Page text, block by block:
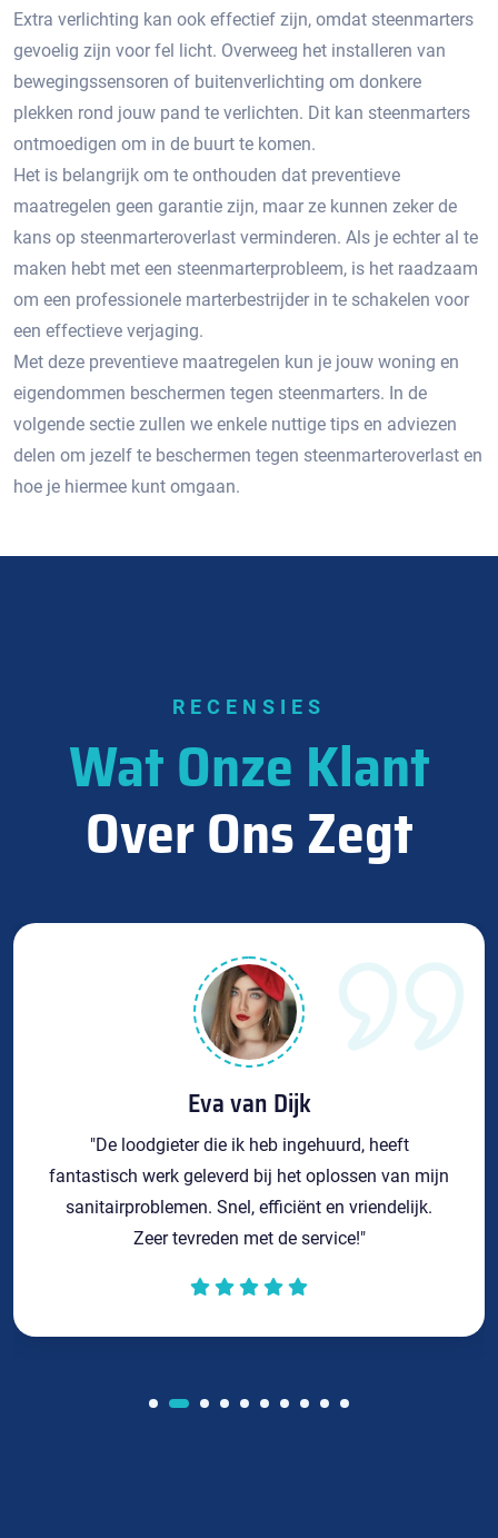
Extra verlichting kan ook effectief zijn, omdat steenmarters
gevoelig zijn voor fel licht.​ Overweeg het installeren van
bewegingssensoren of buitenverlichting om donkere
plekken rond jouw pand te verlichten. Dit kan steenmarters
ontmoedigen om in de buurt te komen.
Het is belangrijk om te onthouden dat preventieve
maatregelen geen garantie zijn, maar ze kunnen zeker de
kans op steenmarteroverlast verminderen.​ Als je echter al te
maken hebt met een steenmarterprobleem, is het raadzaam
om een professionele marterbestrijder in te schakelen voor
een effectieve verjaging.
Met deze preventieve maatregelen kun je jouw woning en
eigendommen beschermen tegen steenmarters. In de
volgende sectie zullen we enkele nuttige tips en adviezen
delen om jezelf te beschermen tegen steenmarteroverlast en
hoe je hiermee kunt omgaan.​
RECENSIES
Wat Onze Klant
Over Ons Zegt
Eva van Dijk
"De loodgieter die ik heb ingehuurd, heeft
fantastisch werk geleverd bij het oplossen van mijn
sanitairproblemen. Snel, efficiënt en vriendelijk.
Zeer tevreden met de service!"